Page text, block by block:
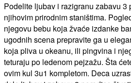
Podelite ljubav i razigranu zabavu 3
njihovim prirodnim staništima.
njegovu bebu koja žvaće izdanke
ugodnih scena prepravite ga u
koja pliva u okeanu, ili pingvina i
teturaju po ledenom pejzažu. Šta
ovim kul 3u1 kompletom. Deca